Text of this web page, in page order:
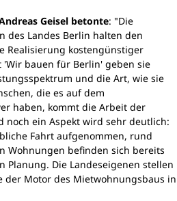
Geisel betonte: "Die
des Landes Berlin halten den
Realisierung kostengünstiger
bauen für Berlin' geben sie
und die Art, wie sie
die es auf dem
haben, kommt die Arbeit der
noch ein Aspekt wird sehr deutlich:
Fahrt aufgenommen, rund
Wohnungen befinden sich bereits
Planung. Die Landeseigenen stellen
der Motor des Mietwohnungsbaus in